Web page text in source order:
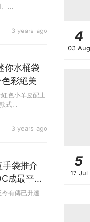
3 years ago
...
3 years ago
你水桶袋
彩絕美
色小羊皮配上
式...
手袋推介
成最平袋
有傳已升達
4
03 Aug
5
17 Jul